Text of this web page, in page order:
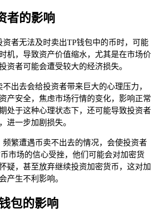
者的影响
资者无法及时卖出TP钱包中的币时，可能
机，导致资产价值缩水，尤其是在市场价
资者可能会遭受较大的经济损失。
不出去会给投资者带来巨大的心理压力，
产安全，焦虑市场行情的变化，影响正常
处于这种心理状态下，还可能导致投资者
进一步加剧损失。
频繁遭遇币卖不出去的情况，会使投资者
市场的信心受挫，他们可能会对加密货
疑，甚至放弃继续投资加密货币，这对加
产生不利影响。
包的影响